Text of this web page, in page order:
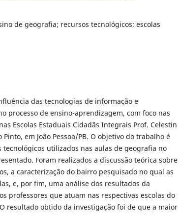
de geografia; recursos tecnológicos; escolas
das tecnologias de informação e
processo de ensino-aprendizagem, com foco nas
Escolas Estaduais Cidadãs Integrais Prof. Celestin
Pinto, em João Pessoa/PB. O objetivo do trabalho é
tecnológicos utilizados nas aulas de geografia no
Foram realizados a discussão teórica sobre
a caracterização do bairro pesquisado no qual as
e, por fim, uma análise dos resultados da
professores que atuam nas respectivas escolas do
resultado obtido da investigação foi de que a maior